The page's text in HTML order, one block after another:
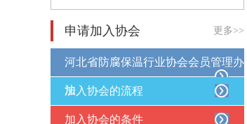
申请加入协会 更多>>
河北省防腐保温行业协会会员管理办
法
加入协会的流程
加入协会的条件